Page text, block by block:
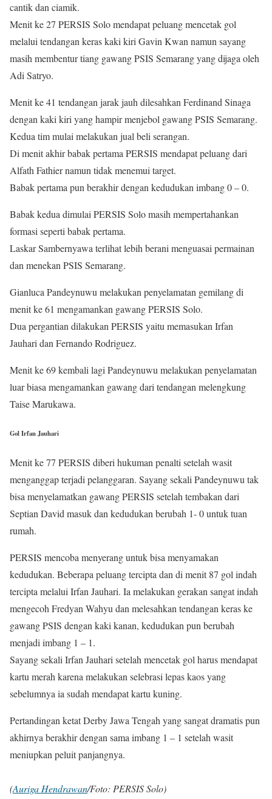
cantik dan ciamik.
Menit ke 27 PERSIS Solo mendapat peluang mencetak gol
melalui tendangan keras kaki kiri Gavin Kwan namun sayang
masih membentur tiang gawang PSIS Semarang yang dijaga oleh
Adi Satryo.
Menit ke 41 tendangan jarak jauh dilesahkan Ferdinand Sinaga
dengan kaki kiri yang hampir menjebol gawang PSIS Semarang.
Kedua tim mulai melakukan jual beli serangan.
Di menit akhir babak pertama PERSIS mendapat peluang dari
Alfath Fathier namun tidak menemui target.
Babak pertama pun berakhir dengan kedudukan imbang 0 – 0.
Babak kedua dimulai PERSIS Solo masih mempertahankan
formasi seperti babak pertama.
Laskar Sambernyawa terlihat lebih berani menguasai permainan
dan menekan PSIS Semarang.
Gianluca Pandeynuwu melakukan penyelamatan gemilang di
menit ke 61 mengamankan gawang PERSIS Solo.
Dua pergantian dilakukan PERSIS yaitu memasukan Irfan
Jauhari dan Fernando Rodriguez.
Menit ke 69 kembali lagi Pandeynuwu melakukan penyelamatan
luar biasa mengamankan gawang dari tendangan melengkung
Taise Marukawa.
Gol Irfan Jauhari
Menit ke 77 PERSIS diberi hukuman penalti setelah wasit
menganggap terjadi pelanggaran. Sayang sekali Pandeynuwu tak
bisa menyelamatkan gawang PERSIS setelah tembakan dari
Septian David masuk dan kedudukan berubah 1- 0 untuk tuan
rumah.
PERSIS mencoba menyerang untuk bisa menyamakan
kedudukan. Beberapa peluang tercipta dan di menit 87 gol indah
tercipta melalui Irfan Jauhari. Ia melakukan gerakan sangat indah
mengecoh Fredyan Wahyu dan melesahkan tendangan keras ke
gawang PSIS dengan kaki kanan, kedudukan pun berubah
menjadi imbang 1 – 1.
Sayang sekali Irfan Jauhari setelah mencetak gol harus mendapat
kartu merah karena melakukan selebrasi lepas kaos yang
sebelumnya ia sudah mendapat kartu kuning.
Pertandingan ketat Derby Jawa Tengah yang sangat dramatis pun
akhirnya berakhir dengan sama imbang 1 – 1 setelah wasit
meniupkan peluit panjangnya.
(Auriga Hendrawan/Foto: PERSIS Solo)